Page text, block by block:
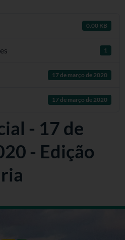
0.00 KB
1
17 de março de 2020
17 de março de 2020
- 17 de
- Edição